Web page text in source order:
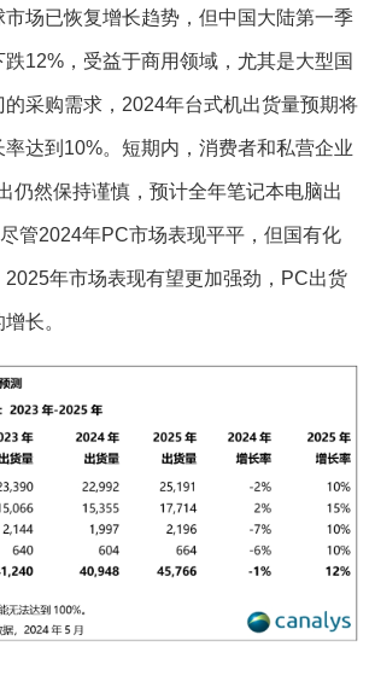
场已恢复增长趋势，但中国大陆第一季
12%，受益于商用领域，尤其是大型国
采购需求，2024年台式机出货量预期将
达到10%。短期内，消费者和私营企业
仍然保持谨慎，预计全年笔记本电脑出
管2024年PC市场表现平平，但国有化
年市场表现有望更加强劲，PC出货
长。